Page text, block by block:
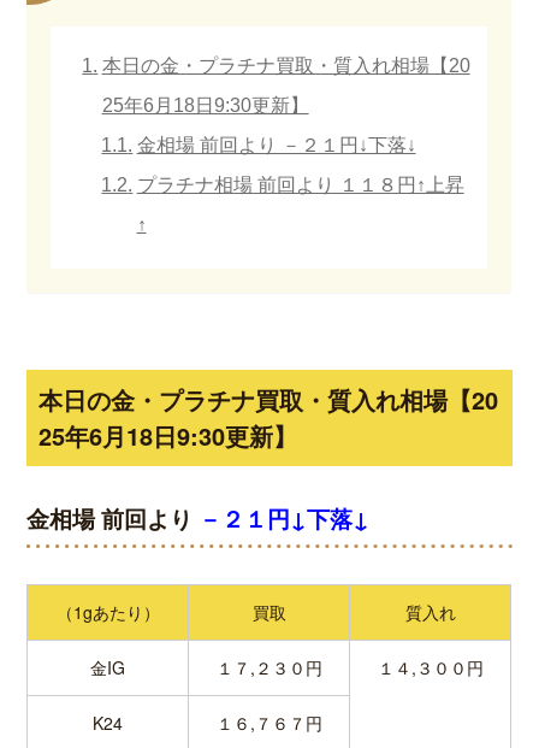
本日の金・プラチナ買取・質入れ相場【20
25年6月18日9:30更新】
金相場 前回より －２１円↓下落↓
プラチナ相場 前回より １１８円↑上昇
↑
本日の金・プラチナ買取・質入れ相場【20
25年6月18日9:30更新】
金相場 前回より －２１円↓下落↓
（1gあたり） 買取 質入れ
金IG １７,２３０円 １４,３００円
K24 １６,７６７円